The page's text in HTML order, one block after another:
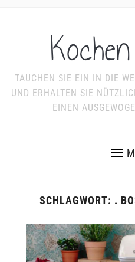
TAUCHEN SIE EIN IN DIE
UND ERHALTEN SIE
EINEN
SCHLAGWORT: .